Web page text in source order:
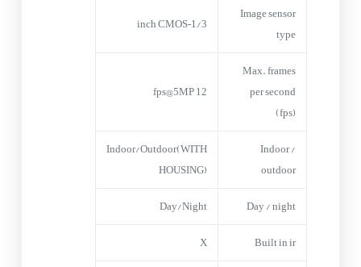
Image sensor
type
1/3‑inch CMOS
Max. frames
per second
(fps)
12 fps@5MP
Indoor /
outdoor
Indoor/Outdoor(WITH
HOUSING)
Day / night
Day/Night
Built in ir
X